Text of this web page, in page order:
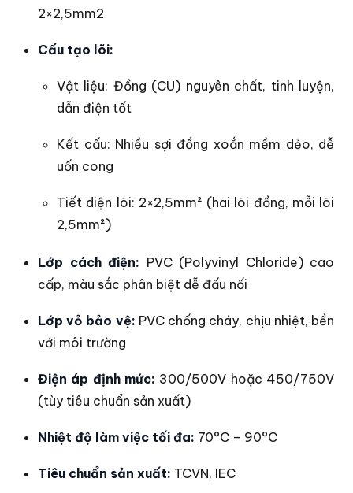
2×2,5mm2
Cấu tạo lõi:
Vật liệu: Đồng (CU) nguyên chất, tinh luyện,
dẫn điện tốt
Kết cấu: Nhiều sợi đồng xoắn mềm dẻo, dễ
uốn cong
Tiết diện lõi: 2×2,5mm² (hai lõi đồng, mỗi lõi
2,5mm²)
Lớp cách điện: PVC (Polyvinyl Chloride) cao
cấp, màu sắc phân biệt dễ đấu nối
Lớp vỏ bảo vệ: PVC chống cháy, chịu nhiệt, bền
với môi trường
Điện áp định mức: 300/500V hoặc 450/750V
(tùy tiêu chuẩn sản xuất)
Nhiệt độ làm việc tối đa: 70°C – 90°C
Tiêu chuẩn sản xuất: TCVN, IEC